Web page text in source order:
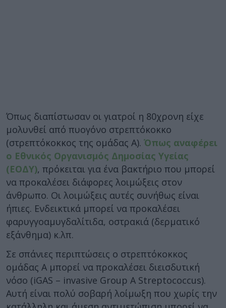
Όπως διαπίστωσαν οι γιατροί η 80χρονη είχε
μολυνθεί από πυογόνο στρεπτόκοκκο
(στρεπτόκοκκος της ομάδας Α). Όπως αναφέρει
ο Εθνικός Οργανισμός Δημοσίας Υγείας
(ΕΟΔΥ), πρόκειται για ένα βακτήριο που μπορεί
να προκαλέσει διάφορες λοιμώξεις στον
άνθρωπο. Οι λοιμώξεις αυτές συνήθως είναι
ήπιες. Ενδεικτικά μπορεί να προκαλέσει
φαρυγγοαμυγδαλίτιδα, οστρακιά (δερματικό
εξάνθημα) κ.λπ.
Σε σπάνιες περιπτώσεις ο στρεπτόκοκκος
ομάδας Α μπορεί να προκαλέσει διεισδυτική
νόσο (iGAS – invasive Group A Streptococcus).
Αυτή είναι πολύ σοβαρή λοίμωξη που χωρίς την